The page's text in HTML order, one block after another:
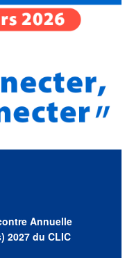
Annuelle
2027 du CLIC